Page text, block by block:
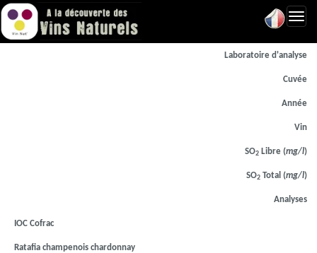
Laboratoire d'analyse
Cuvée
Année
Vin
SO2 Libre (mg/l)
SO2 Total (mg/l)
Analyses
IOC Cofrac
Ratafia champenois chardonnay